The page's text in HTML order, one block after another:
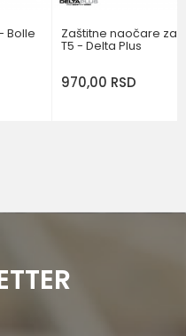
Bolle Zaštitne naočare za
T5 - Delta Plus
970,00 RSD